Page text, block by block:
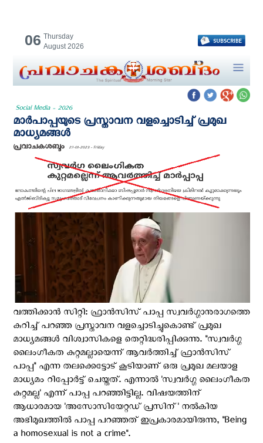
06 Thursday
August 2026
Social Media - 2026
മാർപാപ്പയുടെ പ്രസ്താവന വളച്ചൊടിച്ച് പ്രമുഖ
മാധ്യമങ്ങൾ
പ്രവാചകശബ്ദം 27-01-2023 - Friday
വത്തിക്കാൻ സിറ്റി: ഫ്രാൻസിസ് പാപ്പ സ്വവർഗ്ഗാനുരാഗത്തെ
കുറിച്ച് പറഞ്ഞ പ്രസ്താവന വളച്ചൊടിച്ചുകൊണ്ട് പ്രമുഖ
മാധ്യമങ്ങൾ വിശ്വാസികളെ തെറ്റിദ്ധരിപ്പിക്കുന്നു. "സ്വവർഗ്ഗ
ലൈംഗീകത കുറ്റമല്ലായെന്ന് ആവർത്തിച്ച് ഫ്രാൻസിസ്
പാപ്പ" എന്ന തലക്കെട്ടോട് കൂടിയാണ് ഒരു പ്രമുഖ മലയാള
മാധ്യമം റിപ്പോർട്ട് ചെയ്തത്. എന്നാൽ 'സ്വവർഗ്ഗ ലൈംഗീകത
കുറ്റമല്ല' എന്ന് പാപ്പ പറഞ്ഞിട്ടില്ല. വിഷയത്തിന്
ആധാരമായ 'അസോസിയേറ്റഡ് പ്രസിന്' നൽകിയ
അഭിമുഖത്തിൽ പാപ്പ പറഞ്ഞത് ഇപ്രകാരമായിരുന്നു, "Being
a homosexual is not a crime".